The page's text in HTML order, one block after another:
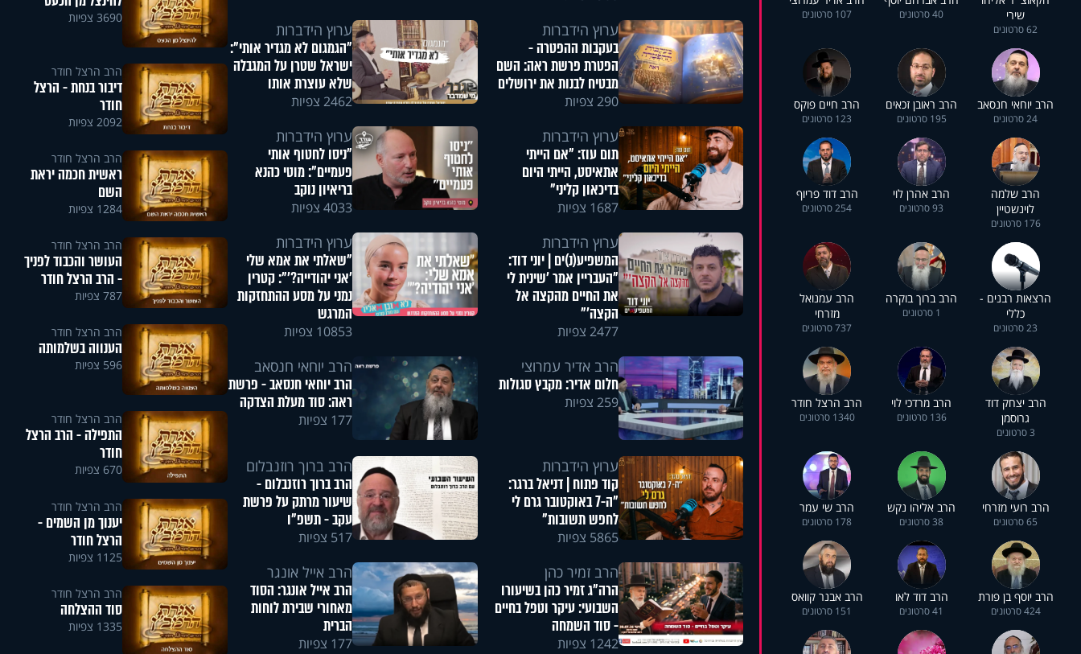
שירי
62 סרטונים
40 סרטונים 107 סרטונים
הרב יוחאי חנסאב
24 סרטונים
הרב ראובן זכאים
195 סרטונים
הרב חיים פוקס
123 סרטונים
הרב שלמה
לוינשטיין
176 סרטונים
הרב אהרן לוי
93 סרטונים
הרב דוד פריוף
254 סרטונים
הרצאות רבנים -
כללי
23 סרטונים
הרב ברוך בוקרה
1 סרטונים
הרב עמנואל
מזרחי
737 סרטונים
הרב יצחק דוד
גרוסמן
3 סרטונים
הרב מרדכי לוי
136 סרטונים
הרב הרצל חודר
1340 סרטונים
הרב רועי מזרחי
65 סרטונים
הרב אליהו נקש
38 סרטונים
הרב שי עמר
178 סרטונים
הרב יוסף בן פורת
424 סרטונים
הרב דוד לאו
41 סרטונים
הרב אבנר קוואס
151 סרטונים
ערוץ הידברות
בעקבות ההפטרה -
הפטרת פרשת ראה: השם
מבטיח לבנות את ירושלים
290 צפיות
ערוץ הידברות
"הגמגום לא מגדיר אותי":
ישראל שטרן על המגבלה
שלא עוצרת אותו
2462 צפיות
ערוץ הידברות
תום עוז: "אם הייתי
אתאיסט, הייתי היום
בדיכאון קליני"
1687 צפיות
ערוץ הידברות
"ניסו לחטוף אותי
פעמיים": מוטי כהנא
בריאיון נוקב
4033 צפיות
ערוץ הידברות
המשפיע(נ)ים | יוני דוד:
"העבריין אמר 'שינית לי
את החיים מהקצה אל
הקצה'"
2477 צפיות
ערוץ הידברות
"שאלתי את אמא שלי
'אני יהודייה?'": קטרין
נמני על מסע ההתחזקות
המרגש
10853 צפיות
הרב אדיר עמרוצי
חלום אדיר: מקבץ סגולות
259 צפיות
הרב יוחאי חנסאב
הרב יוחאי חנסאב - פרשת
ראה: סוד מעלת הצדקה
177 צפיות
ערוץ הידברות
קוד פתוח | דניאל ברגר:
"ה-7 באוקטובר גרם לי
לחפש תשובות"
5865 צפיות
הרב ברוך רוזנבלום
הרב ברוך רוזנבלום -
שיעור מרתק על פרשת
עקב - תשפ"ו
517 צפיות
הרב זמיר כהן
הרה"ג זמיר כהן בשיעורו
השבועי: עיקר וטפל בחיים
- סוד השמחה
1242 צפיות
הרב אייל אונגר
הרב אייל אונגר: הסוד
מאחורי שבירת לוחות
הברית
177 צפיות
3690 צפיות
הרב הרצל חודר
דיבור בנחת - הרצל
חודר
2092 צפיות
הרב הרצל חודר
ראשית חכמה יראת
השם
1284 צפיות
הרב הרצל חודר
העושר והכבוד לפניך
- הרב הרצל חודר
787 צפיות
הרב הרצל חודר
הענווה בשלמותה
596 צפיות
הרב הרצל חודר
התפילה - הרב הרצל
חודר
670 צפיות
הרב הרצל חודר
יענוך מן השמים -
הרצל חודר
1125 צפיות
הרב הרצל חודר
סוד ההצלחה
1335 צפיות